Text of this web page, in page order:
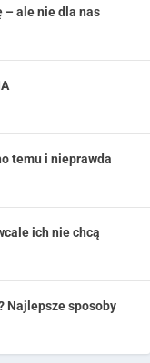
– ale nie dla nas
temu i nieprawda
ich nie chcą
Najlepsze sposoby